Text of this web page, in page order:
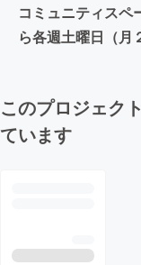
コミュニティスペ
ら各週土曜日（月
このプロジェク
ています